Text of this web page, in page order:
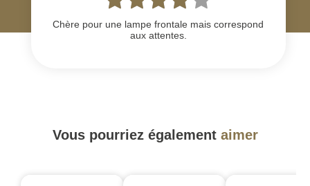
Chère pour une lampe frontale mais correspond
aux attentes.
Vous pourriez également aimer